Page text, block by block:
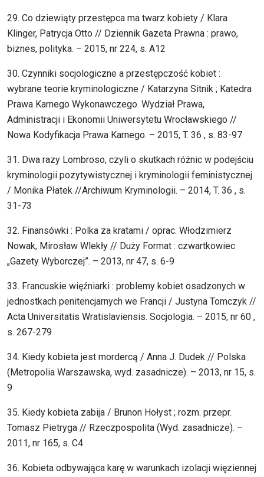
29. Co dziewiąty przestępca ma twarz kobiety / Klara
Klinger, Patrycja Otto // Dziennik Gazeta Prawna : prawo,
biznes, polityka. – 2015, nr 224, s. A12
30. Czynniki socjologiczne a przestępczość kobiet :
wybrane teorie kryminologiczne / Katarzyna Sitnik ; Katedra
Prawa Karnego Wykonawczego. Wydział Prawa,
Administracji i Ekonomii Uniwersytetu Wrocławskiego //
Nowa Kodyfikacja Prawa Karnego. – 2015, T. 36 , s. 83-97
31. Dwa razy Lombroso, czyli o skutkach różnic w podejściu
kryminologii pozytywistycznej i kryminologii feministycznej
/ Monika Płatek //Archiwum Kryminologii. – 2014, T. 36 , s.
31-73
32. Finansówki : Polka za kratami / oprac. Włodzimierz
Nowak, Mirosław Wlekły // Duży Format : czwartkowiec
„Gazety Wyborczej”. – 2013, nr 47, s. 6-9
33. Francuskie więźniarki : problemy kobiet osadzonych w
jednostkach penitencjarnych we Francji / Justyna Tomczyk //
Acta Universitatis Wratislaviensis. Socjologia. – 2015, nr 60 ,
s. 267-279
34. Kiedy kobieta jest mordercą / Anna J. Dudek // Polska
(Metropolia Warszawska, wyd. zasadnicze). – 2013, nr 15, s.
9
35. Kiedy kobieta zabija / Brunon Hołyst ; rozm. przepr.
Tomasz Pietryga // Rzeczpospolita (Wyd. zasadnicze). –
2011, nr 165, s. C4
36. Kobieta odbywająca karę w warunkach izolacji więziennej